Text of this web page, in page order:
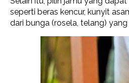
seperti beras kencur, kunyit
dari bunga (rosela, telang)